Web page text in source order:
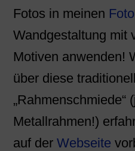
Fotos in meinen
Wandgestaltung mit
Motiven anwenden!
über diese
„Rahmenschmiede“
Metallrahmen!)
auf der Webseite